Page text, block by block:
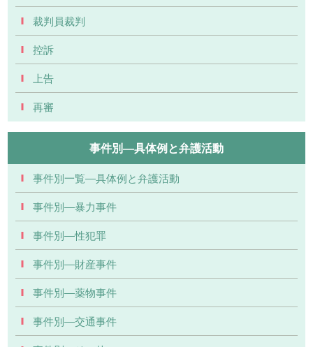
裁判員裁判
控訴
上告
再審
事件別―具体例と弁護活動
事件別一覧―具体例と弁護活動
事件別―暴力事件
事件別―性犯罪
事件別―財産事件
事件別―薬物事件
事件別―交通事件